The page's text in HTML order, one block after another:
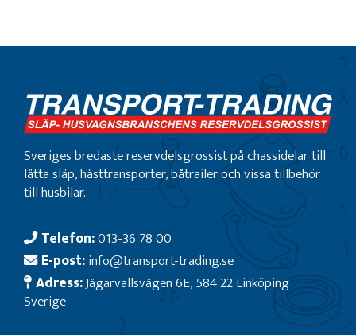
Sveriges bredaste reservdelsgrossist på chassidelar till
lätta släp, hästtransporter, båtrailer och vissa tillbehör
till husbilar.
Telefon:013-36 78 00
E-post:info@transport-trading.se
Adress:Jägarvallsvägen 6E, 584 22 Linköping
Sverige